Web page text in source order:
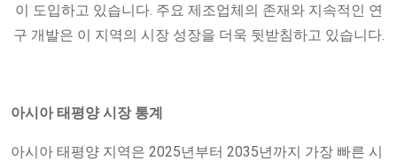
이 도입하고 있습니다. 주요 제조업체의 존재와 지속적인 연
구 개발은 이 지역의 시장 성장을 더욱 뒷받침하고 있습니다.
아시아 태평양 시장 통계
아시아 태평양 지역은 2025년부터 2035년까지 가장 빠른 시